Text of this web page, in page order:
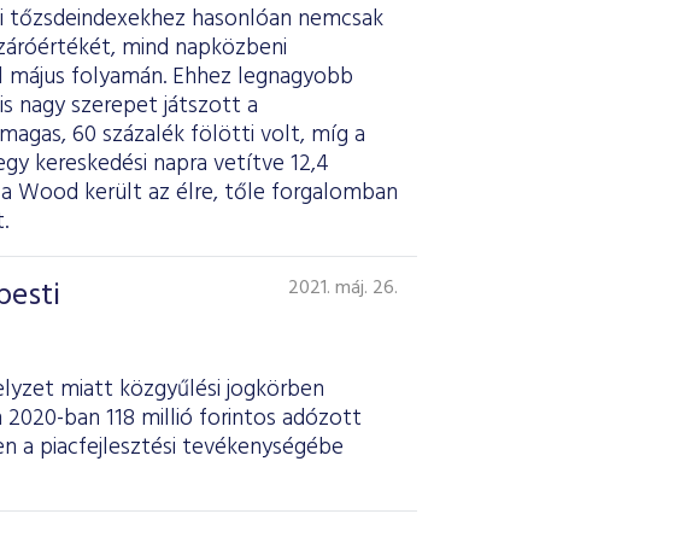
hasonlóan nemcsak
mind napközbeni
folyamán. Ehhez legnagyobb
nagy szerepet játszott a
60 százalék fölötti volt, míg a
kereskedési napra vetítve 12,4
Wood került az élre, tőle forgalomban
2021. máj. 26.
miatt közgyűlési jogkörben
ban 118 millió forintos adózott
a piacfejlesztési tevékenységébe